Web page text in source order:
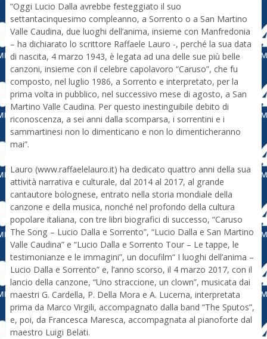
“Oggi Lucio Dalla avrebbe festeggiato il suo
settantacinquesimo compleanno, a Sorrento o a San Martino
Valle Caudina, due luoghi dell’anima, insieme con Manfredonia
– ha dichiarato lo scrittore Raffaele Lauro -, perché la sua data
di nascita, 4 marzo 1943, è legata ad una delle sue più belle
canzoni, insieme con il celebre capolavoro “Caruso”, che fu
composto, nel luglio 1986, a Sorrento e interpretato, per la
prima volta in pubblico, nel successivo mese di agosto, a San
Martino Valle Caudina. Per questo inestinguibile debito di
riconoscenza, a sei anni dalla scomparsa, i sorrentini e i
sammartinesi non lo dimenticano e non lo dimenticheranno
mai”.
Lauro (www.raffaelelauro.it) ha dedicato quattro anni della sua
attività narrativa e culturale, dal 2014 al 2017, al grande
cantautore bolognese, entrato nella storia mondiale della
canzone e della musica, nonché nel profondo della cultura
popolare italiana, con tre libri biografici di successo, “Caruso
The Song – Lucio Dalla e Sorrento”, “Lucio Dalla e San Martino
Valle Caudina” e “Lucio Dalla e Sorrento Tour – Le tappe, le
testimonianze e le immagini”, un docufilm“ I luoghi dell’anima –
Lucio Dalla e Sorrento” e, l’anno scorso, il 4 marzo 2017, con il
lancio della canzone, “Uno straccione, un clown”, musicata dai
maestri G. Cardella, P. Della Mora e A. Lucerna, interpretata
prima da Marco Virgili, accompagnato dalla band “The Sputos”,
e, poi, da Francesca Maresca, accompagnata al pianoforte dal
maestro Luigi Belati.